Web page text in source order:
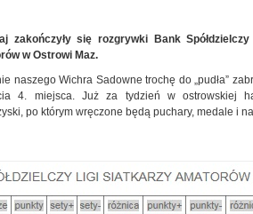
zakończyły się rozgrywki Bank
w Ostrowi Maz.
naszego Wichra Sadowne trochę do „pudła”
4. miejsca. Już za tydzień w ostrowskiej
po którym wręczone będą puchary, medale i